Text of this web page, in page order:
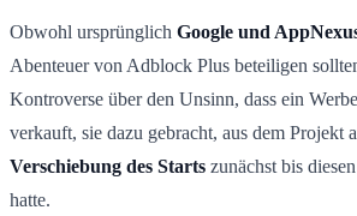
Obwohl ursprünglich Google und
Abenteuer von Adblock Plus beteiligen
Kontroverse über den Unsinn, dass ein
verkauft, sie dazu gebracht, aus dem Projekt
Verschiebung des Starts zunächst bis
hatte.